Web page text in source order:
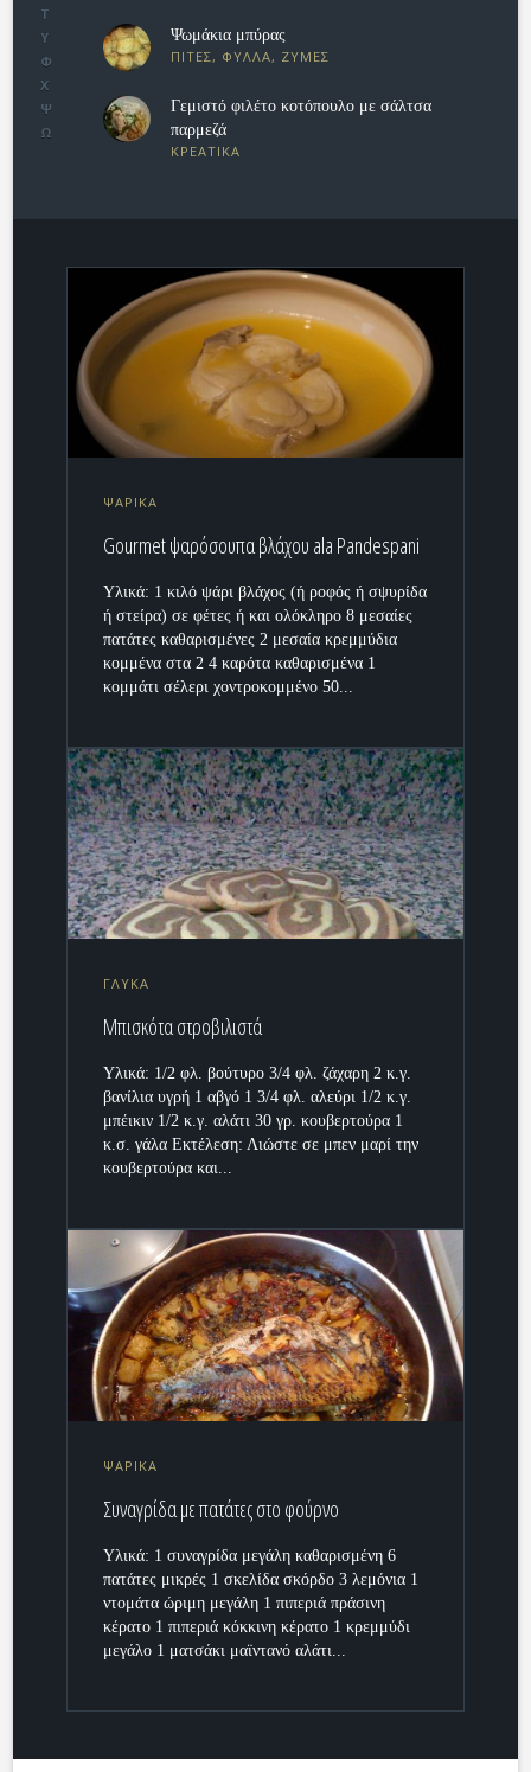
Τ
Υ
Φ
Χ
Ψ
Ω
Ψωμάκια μπύρας
ΠΙΤΕΣ, ΦΥΛΛΑ, ΖΥΜΕΣ
Γεμιστό φιλέτο κοτόπουλο με σάλτσα
παρμεζά
ΚΡΕΑΤΙΚΑ
ΨΑΡΙΚΑ
Gourmet ψαρόσουπα βλάχου ala Pandespani
Υλικά: 1 κιλό ψάρι βλάχος (ή ροφός ή σψυρίδα
ή στείρα) σε φέτες ή και ολόκληρο 8 μεσαίες
πατάτες καθαρισμένες 2 μεσαία κρεμμύδια
κομμένα στα 2 4 καρότα καθαρισμένα 1
κομμάτι σέλερι χοντροκομμένο 50...
ΓΛΥΚΑ
Μπισκότα στροβιλιστά
Υλικά: 1/2 φλ. βούτυρο 3/4 φλ. ζάχαρη 2 κ.γ.
βανίλια υγρή 1 αβγό 1 3/4 φλ. αλεύρι 1/2 κ.γ.
μπέικιν 1/2 κ.γ. αλάτι 30 γρ. κουβερτούρα 1
κ.σ. γάλα Εκτέλεση: Λιώστε σε μπεν μαρί την
κουβερτούρα και...
ΨΑΡΙΚΑ
Συναγρίδα με πατάτες στο φούρνο
Υλικά: 1 συναγρίδα μεγάλη καθαρισμένη 6
πατάτες μικρές 1 σκελίδα σκόρδο 3 λεμόνια 1
ντομάτα ώριμη μεγάλη 1 πιπεριά πράσινη
κέρατο 1 πιπεριά κόκκινη κέρατο 1 κρεμμύδι
μεγάλο 1 ματσάκι μαϊντανό αλάτι...